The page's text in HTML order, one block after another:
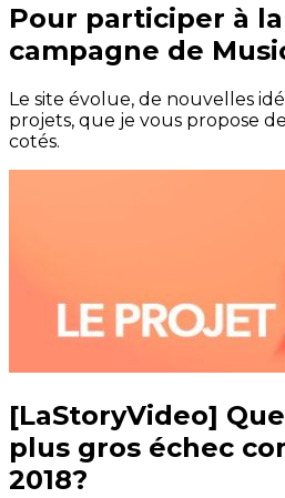
Pour participer à
campagne de
Le site évolue, de nouvelles
projets, que je vous propose de
cotés.
[LaStoryVideo]
plus gros échec
2018?